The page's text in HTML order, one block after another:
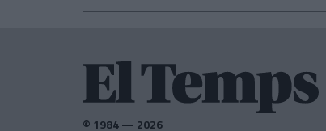
© 1984 — 2026